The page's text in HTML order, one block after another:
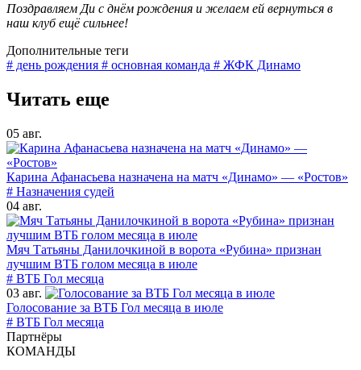
Поздравляем Ди с днём рождения и желаем ей вернуться в
наш клуб ещё сильнее!
Дополнительные теги
# день рождения # основная команда # ЖФК Динамо
Читать еще
05 авг.
Карина Афанасьева назначена на матч «Динамо» — «Ростов»
# Назначения судей
04 авг.
Мяч Татьяны Данилочкиной в ворота «Рубина» признан
лучшим ВТБ голом месяца в июле
# ВТБ Гол месяца
03 авг.
Голосование за ВТБ Гол месяца в июле
# ВТБ Гол месяца
Партнёры
КОМАНДЫ